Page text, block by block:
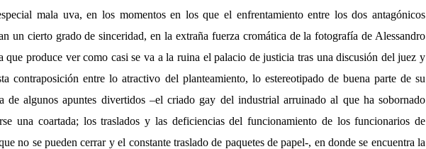
mala uva, en los momentos en los que el enfrentamiento entre los dos antagónicos
un cierto grado de sinceridad, en la extraña fuerza cromática de la fotografía de Alessandro
que produce ver como casi se va a la ruina el palacio de justicia tras una discusión del juez y
contraposición entre lo atractivo del planteamiento, lo estereotipado de buena parte de su
de algunos apuntes divertidos –el criado gay del industrial arruinado al que ha sobornado
una coartada; los traslados y las deficiencias del funcionamiento de los funcionarios de
no se pueden cerrar y el constante traslado de paquetes de papel-, en donde se encuentra la